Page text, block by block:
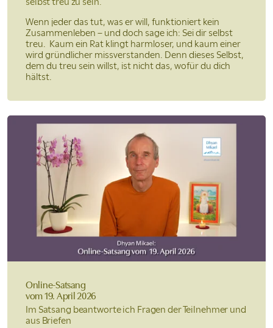
Wenn jeder das tut, was er will, funktioniert kein
Zusammenleben – und doch sage ich: Sei dir selbst
treu. Kaum ein Rat klingt harmloser, und kaum einer
wird gründlicher missverstanden. Denn dieses Selbst,
dem du treu sein willst, ist nicht das, wofür du dich
hältst.
Online-Satsang
vom 19. April 2026
Im Satsang beantworte ich Fragen der Teilnehmer und
aus Briefen